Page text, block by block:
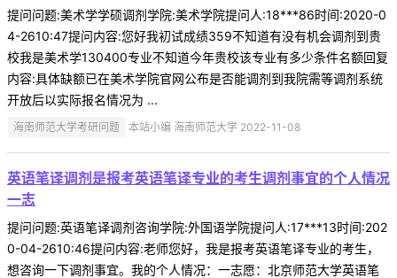
提问问题:美术学学硕调剂学院:美术学院提问人:18***86时间:2020-0
4-2610:47提问内容:您好我初试成绩359不知道有没有机会调剂到贵
校我是美术学130400专业不知道今年贵校该专业有多少条件名额回复
内容:具体缺额已在美术学院官网公布是否能调剂到我院需等调剂系统
开放后以实际报名情况为 ...
海南师范大学考研问题 本站小编 海南师范大学 2022-11-08
英语笔译调剂是报考英语笔译专业的考生调剂事宜的个人情况
一志
提问问题:英语笔译调剂咨询学院:外国语学院提问人:17***13时间:202
0-04-2610:46提问内容:老师您好，我是报考英语笔译专业的考生，
想咨询一下调剂事宜。我的个人情况：一志愿：北京师范大学英语笔